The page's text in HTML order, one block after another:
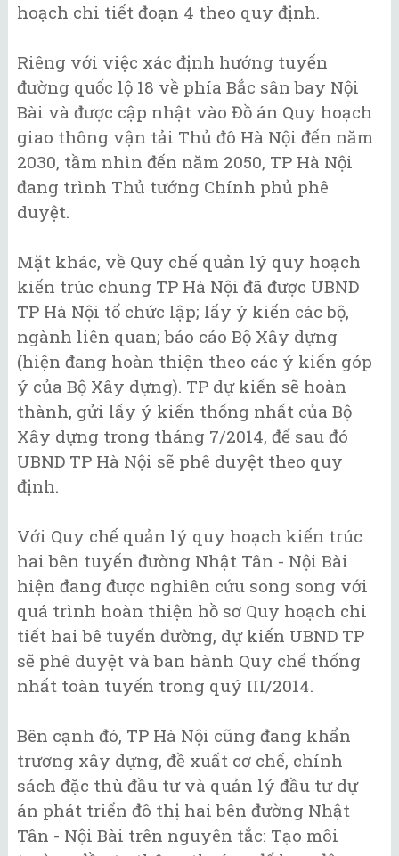
hoạch chi tiết đoạn 4 theo quy định.
Riêng với việc xác định hướng tuyến
đường quốc lộ 18 về phía Bắc sân bay Nội
Bài và được cập nhật vào Đồ án Quy hoạch
giao thông vận tải Thủ đô Hà Nội đến năm
2030, tầm nhìn đến năm 2050, TP Hà Nội
đang trình Thủ tướng Chính phủ phê
duyệt.
Mặt khác, về Quy chế quản lý quy hoạch
kiến trúc chung TP Hà Nội đã được UBND
TP Hà Nội tổ chức lập; lấy ý kiến các bộ,
ngành liên quan; báo cáo Bộ Xây dựng
(hiện đang hoàn thiện theo các ý kiến góp
ý của Bộ Xây dựng). TP dự kiến sẽ hoàn
thành, gửi lấy ý kiến thống nhất của Bộ
Xây dựng trong tháng 7/2014, để sau đó
UBND TP Hà Nội sẽ phê duyệt theo quy
định.
Với Quy chế quản lý quy hoạch kiến trúc
hai bên tuyến đường Nhật Tân - Nội Bài
hiện đang được nghiên cứu song song với
quá trình hoàn thiện hồ sơ Quy hoạch chi
tiết hai bê tuyến đường, dự kiến UBND TP
sẽ phê duyệt và ban hành Quy chế thống
nhất toàn tuyến trong quý III/2014.
Bên cạnh đó, TP Hà Nội cũng đang khẩn
trương xây dựng, đề xuất cơ chế, chính
sách đặc thù đầu tư và quản lý đầu tư dự
án phát triển đô thị hai bên đường Nhật
Tân - Nội Bài trên nguyên tắc: Tạo môi